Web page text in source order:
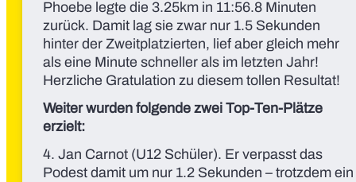
Phoebe legte die 3.25km in 11:56.8 Minuten
zurück. Damit lag sie zwar nur 1.5 Sekunden
hinter der Zweitplatzierten, lief aber gleich mehr
als eine Minute schneller als im letzten Jahr!
Herzliche Gratulation zu diesem tollen Resultat!
Weiter wurden folgende zwei Top-Ten-Plätze
erzielt:
4. Jan Carnot (U12 Schüler). Er verpasst das
Podest damit um nur 1.2 Sekunden – trotzdem ein